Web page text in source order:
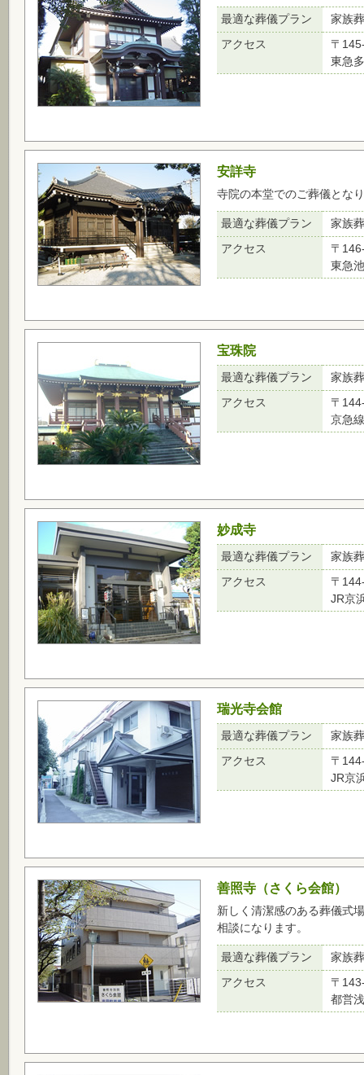
最適な葬儀プラン
家族
アクセス
〒
東急
安詳寺
寺院の本堂でのご葬儀とな
最適な葬儀プラン
家族
アクセス
〒
東急
宝珠院
最適な葬儀プラン
家族
アクセス
〒
京急
妙成寺
最適な葬儀プラン
家族
アクセス
〒
JR京
瑞光寺会館
最適な葬儀プラン
家族
アクセス
〒
JR京
善照寺（さくら会館）
新しく清潔感のある葬儀式
相談になります。
最適な葬儀プラン
家族
アクセス
〒
都営